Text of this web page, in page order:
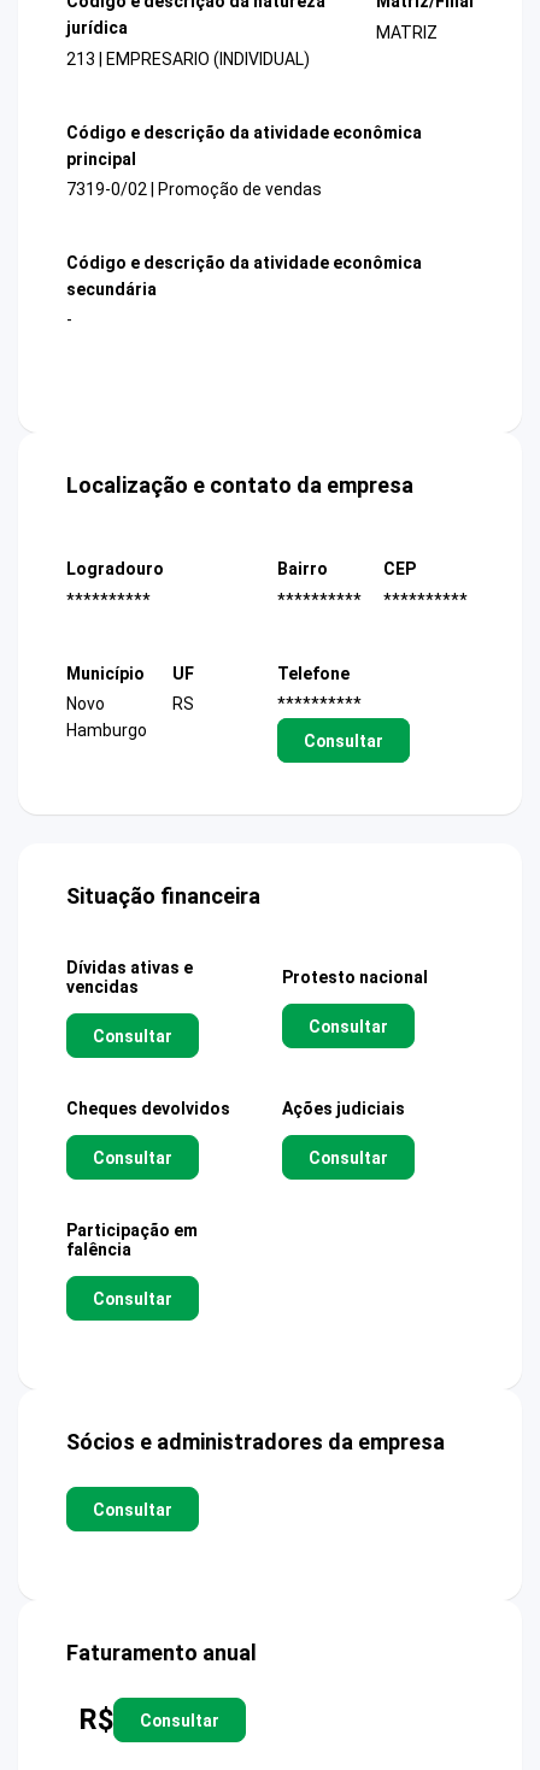
jurídica
213 | EMPRESARIO (INDIVIDUAL)
MATRIZ
Código e descrição da atividade econômica
principal
7319-0/02 | Promoção de vendas
Código e descrição da atividade econômica
secundária
-
Localização e contato da empresa
Logradouro
**********
Bairro
**********
CEP
**********
Município
Novo
Hamburgo
UF
RS
Telefone
**********
Consultar
Situação financeira
Dívidas ativas e
vencidas
Consultar
Protesto nacional
Consultar
Cheques devolvidos
Consultar
Ações judiciais
Consultar
Participação em
falência
Consultar
Sócios e administradores da empresa
Consultar
Faturamento anual
R$ Consultar